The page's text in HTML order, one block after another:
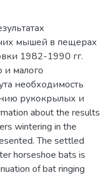
мышей в пещерах
1982-1990 гг.
и малого
необходимость
рукокрылых и
about the results
wintering in the
The settled
horseshoe bats is
of bat ringing